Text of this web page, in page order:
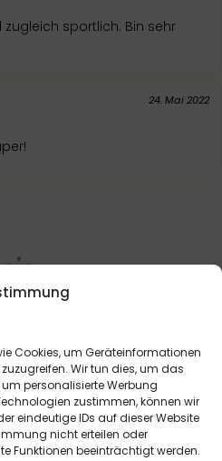
Cookies, um Geräteinformationen
Wir tun dies, um das
personalisierte Werbung
zustimmen, können wir
eindeutige IDs auf dieser Website
nicht erteilen oder
Funktionen beeinträchtigt werden.
sportlich. Bin sehr
24. Mai 2022
SEIN